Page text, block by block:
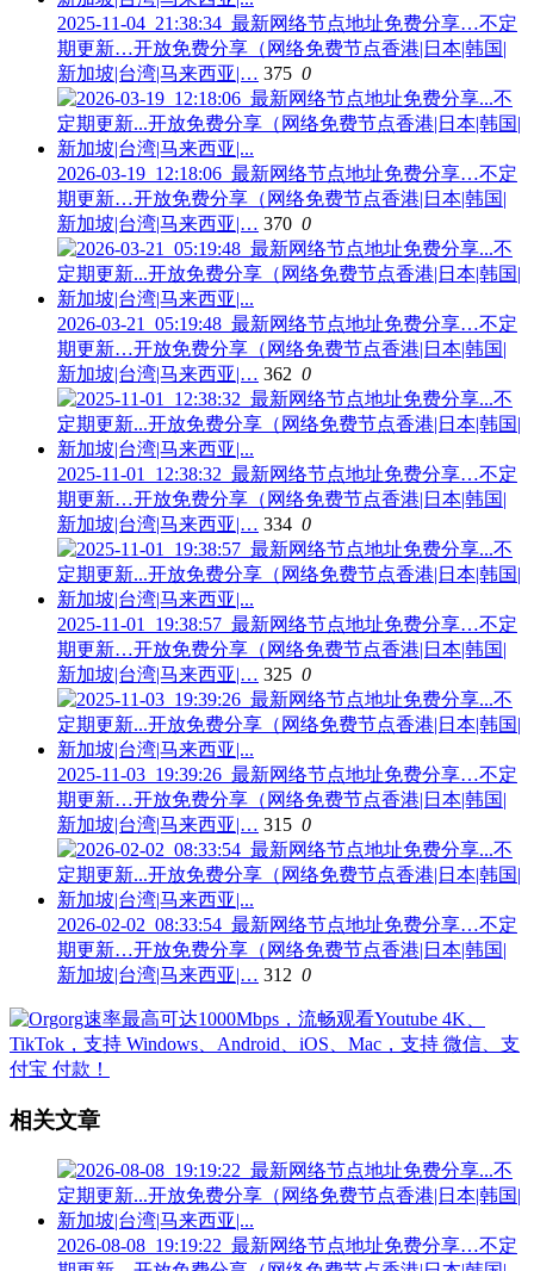
2025-11-04_21:38:34_最新网络节点地址免费分享…不定
期更新…开放免费分享（网络免费节点香港|日本|韩国|
新加坡|台湾|马来西亚|… 375 0
2026-03-19_12:18:06_最新网络节点地址免费分享…不定
期更新…开放免费分享（网络免费节点香港|日本|韩国|
新加坡|台湾|马来西亚|… 370 0
2026-03-21_05:19:48_最新网络节点地址免费分享…不定
期更新…开放免费分享（网络免费节点香港|日本|韩国|
新加坡|台湾|马来西亚|… 362 0
2025-11-01_12:38:32_最新网络节点地址免费分享…不定
期更新…开放免费分享（网络免费节点香港|日本|韩国|
新加坡|台湾|马来西亚|… 334 0
2025-11-01_19:38:57_最新网络节点地址免费分享…不定
期更新…开放免费分享（网络免费节点香港|日本|韩国|
新加坡|台湾|马来西亚|… 325 0
2025-11-03_19:39:26_最新网络节点地址免费分享…不定
期更新…开放免费分享（网络免费节点香港|日本|韩国|
新加坡|台湾|马来西亚|… 315 0
2026-02-02_08:33:54_最新网络节点地址免费分享…不定
期更新…开放免费分享（网络免费节点香港|日本|韩国|
新加坡|台湾|马来西亚|… 312 0
相关文章
2026-08-08_19:19:22_最新网络节点地址免费分享…不定